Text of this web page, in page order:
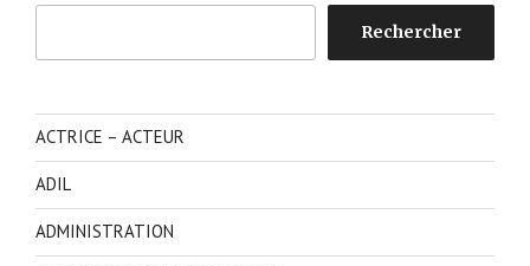
Rechercher
ACTRICE – ACTEUR
ADIL
ADMINISTRATION